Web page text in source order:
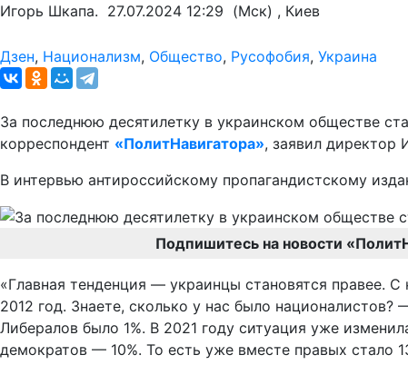
Игорь Шкапа. 27.07.2024 12:29 (Мск) , Киев
Дзен, Национализм, Общество, Русофобия, Украина
За последнюю десятилетку в украинском обществе
корреспондент «ПолитНавигатора», заявил директор
В интервью антироссийскому пропагандистскому
Подпишитесь на новости
«Главная тенденция — украинцы становятся правее.
2012 год. Знаете, сколько у нас было
Либералов было 1%. В 2021 году ситуация уже
демократов — 10%. То есть уже вместе правых стало